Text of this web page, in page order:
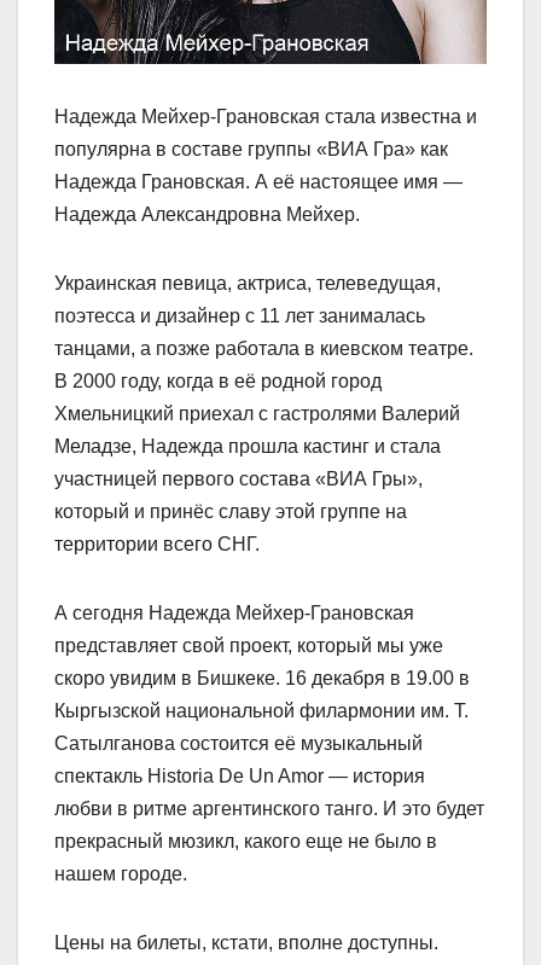
Надежда Мейхер-Грановская стала известна и
популярна в составе группы «ВИА Гра» как
Надежда Грановская. А её настоящее имя —
Надежда Александровна Мейхер.
Украинская певица, актриса, телеведущая,
поэтесса и дизайнер с 11 лет занималась
танцами, а позже работала в киевском театре.
В 2000 году, когда в её родной город
Хмельницкий приехал с гастролями Валерий
Меладзе, Надежда прошла кастинг и стала
участницей первого состава «ВИА Гры»,
который и принёс славу этой группе на
территории всего СНГ.
А сегодня Надежда Мейхер-Грановская
представляет свой проект, который мы уже
скоро увидим в Бишкеке. 16 декабря в 19.00 в
Кыргызской национальной филармонии им. Т.
Сатылганова состоится её музыкальный
спектакль Historia De Un Amor — история
любви в ритме аргентинского танго. И это будет
прекрасный мюзикл, какого еще не было в
нашем городе.
Цены на билеты, кстати, вполне доступны.